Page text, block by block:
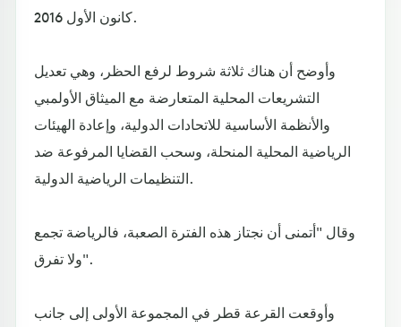
كانون الأول 2016.
وأوضح أن هناك ثلاثة شروط لرفع الحظر، وهي تعديل
التشريعات المحلية المتعارضة مع الميثاق الأولمبي
والأنظمة الأساسية للاتحادات الدولية، وإعادة الهيئات
الرياضية المحلية المنحلة، وسحب القضايا المرفوعة ضد
التنظيمات الرياضية الدولية.
وقال "أتمنى أن نجتاز هذه الفترة الصعبة، فالرياضة تجمع
ولا تفرق".
وأوقعت القرعة قطر في المجموعة الأولى إلى جانب